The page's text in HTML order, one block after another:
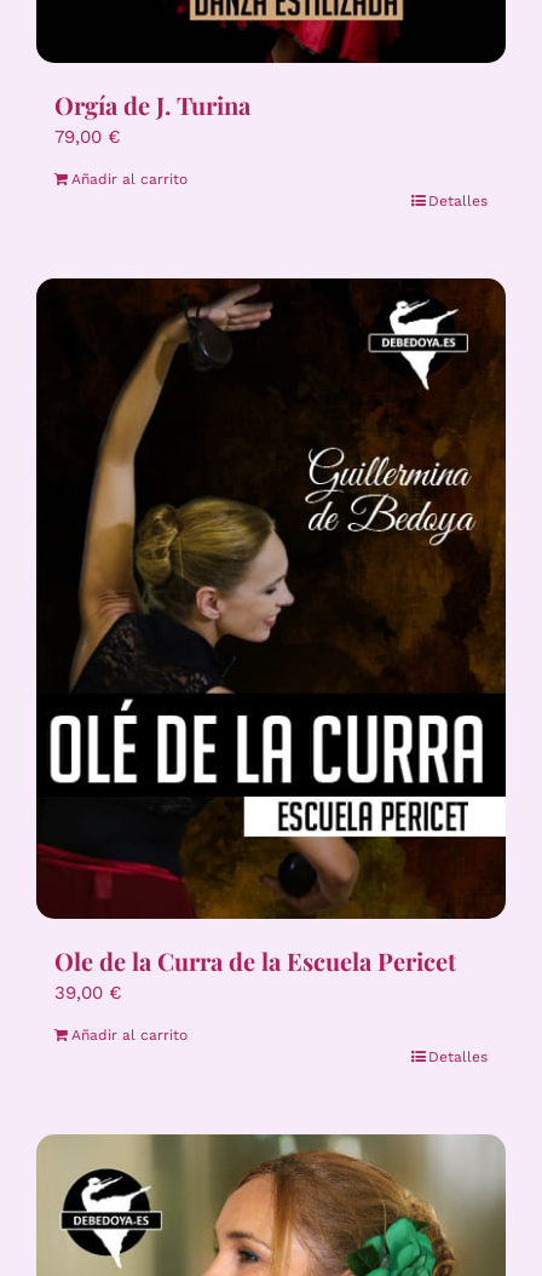
Orgía de J. Turina
79,00 €
Añadir al carrito
Detalles
Ole de la Curra de la Escuela Pericet
39,00 €
Añadir al carrito
Detalles